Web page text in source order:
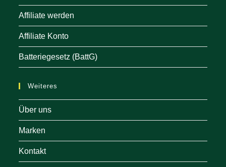
Affiliate werden
Affiliate Konto
Batteriegesetz (BattG)
Weiteres
Über uns
Marken
Kontakt